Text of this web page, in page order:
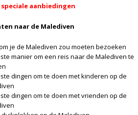
speciale aanbiedingen
naar de Malediven
je de Malediven zou moeten bezoeken
manier om een reis naar de Malediven te
dingen om te doen met kinderen op de
dingen om te doen met vrienden op de